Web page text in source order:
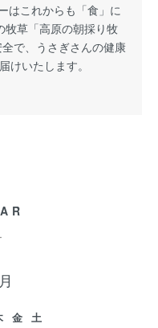
はこれからも「食」に
牧草「高原の朝採り牧
で、うさぎさんの健康
けいたします。
金
土